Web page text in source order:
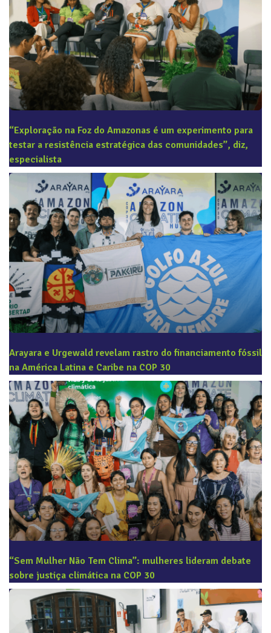
“Exploração na Foz do Amazonas é um experimento para
testar a resistência estratégica das comunidades”, diz,
especialista
Arayara e Urgewald revelam rastro do financiamento fóssil
na América Latina e Caribe na COP 30
“Sem Mulher Não Tem Clima”: mulheres lideram debate
sobre justiça climática na COP 30